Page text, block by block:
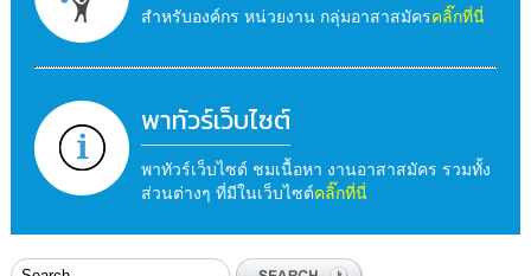
สำหรับองค์กร หน่วยงาน กลุ่มอาสาสมัครคลิ๊กที่นี่
พาทัวร์เว็บไซต์
พาทัวร์เว็บไซต์ ชมเนื้อหา งานอาสาสมัคร รวมทั้ง
ส่วนต่างๆ ที่มีในเว็บไซต์คลิ๊กที่นี่